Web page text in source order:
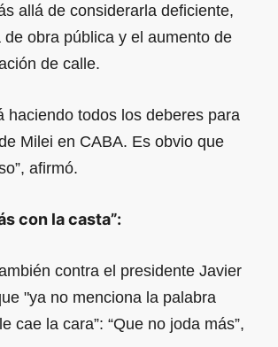
allá de considerarla deficiente,
obra pública y el aumento de
de calle.
haciendo todos los deberes para
Milei en CABA. Es obvio que
afirmó.
con la casta”:
contra el presidente Javier
"ya no menciona la palabra
cae la cara”: “Que no joda más”,